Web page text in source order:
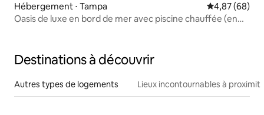
Hébergement ⋅ Tampa Évaluation
4,87 (68)
Oasis de luxe en bord de mer avec piscine chauffée (en
Destinations à découvrir
Autres types de logements Lieux incontournables à